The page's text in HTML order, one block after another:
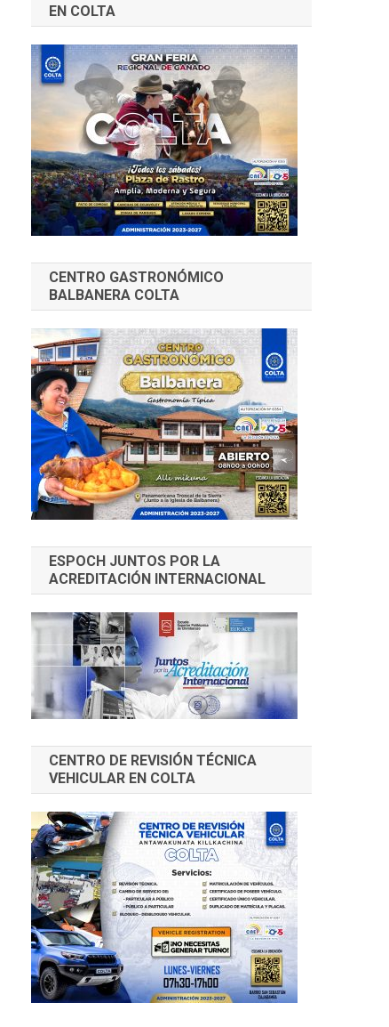
EN COLTA
CENTRO GASTRONÓMICO
BALBANERA COLTA
ESPOCH JUNTOS POR LA
ACREDITACIÓN INTERNACIONAL
CENTRO DE REVISIÓN TÉCNICA
VEHICULAR EN COLTA